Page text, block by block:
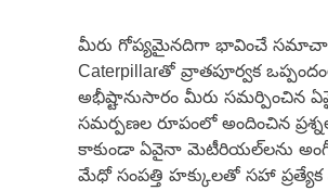
మీరు గోప్యమైనదిగా భావించే
Caterpillarతో వ్రాతపూర్వక
అభీష్టానుసారం మీరు సమర్పించిన
సమర్పణల రూపంలో అందించిన
కాకుండా ఏవైనా మెటీరియల్‌లను
మేధో సంపత్తి హక్కులతో సహా